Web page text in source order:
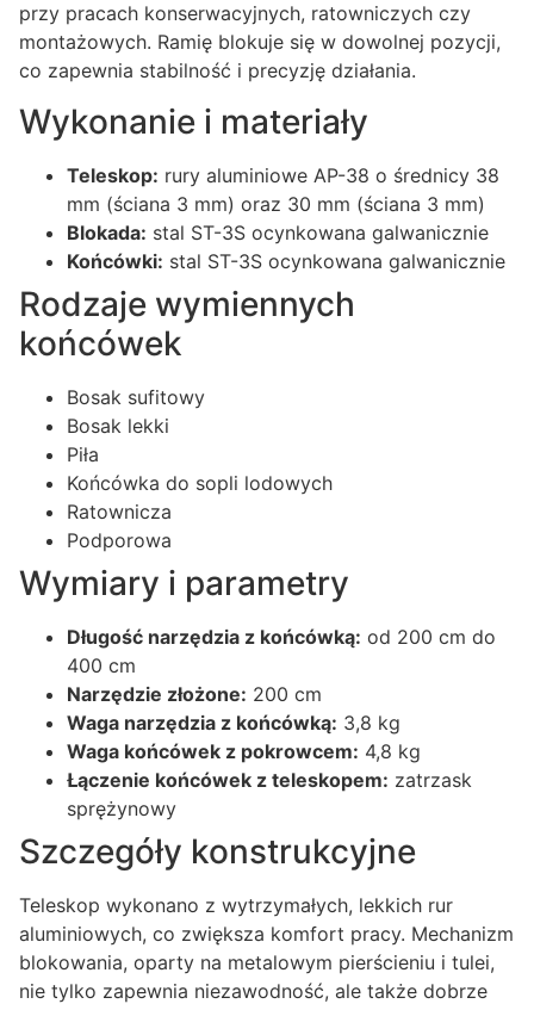
przy pracach konserwacyjnych, ratowniczych czy
montażowych. Ramię blokuje się w dowolnej pozycji,
co zapewnia stabilność i precyzję działania.
Wykonanie i materiały
Teleskop: rury aluminiowe AP-38 o średnicy 38
mm (ściana 3 mm) oraz 30 mm (ściana 3 mm)
Blokada: stal ST-3S ocynkowana galwanicznie
Końcówki: stal ST-3S ocynkowana galwanicznie
Rodzaje wymiennych
końcówek
Bosak sufitowy
Bosak lekki
Piła
Końcówka do sopli lodowych
Ratownicza
Podporowa
Wymiary i parametry
Długość narzędzia z końcówką: od 200 cm do
400 cm
Narzędzie złożone: 200 cm
Waga narzędzia z końcówką: 3,8 kg
Waga końcówek z pokrowcem: 4,8 kg
Łączenie końcówek z teleskopem: zatrzask
sprężynowy
Szczegóły konstrukcyjne
Teleskop wykonano z wytrzymałych, lekkich rur
aluminiowych, co zwiększa komfort pracy. Mechanizm
blokowania, oparty na metalowym pierścieniu i tulei,
nie tylko zapewnia niezawodność, ale także dobrze